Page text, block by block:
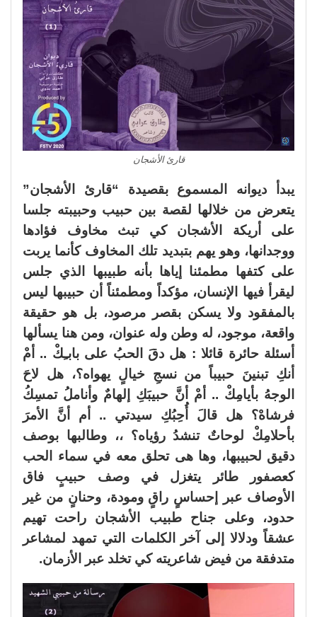
قارئ الأشجان
يبدأ ديوانه المسموع بقصيدة “قارئ الأشجان”
يتعرض من خلالها لقصة بين حبيب وحبيبته جلسا
على أريكة الأشجان كي تبث مخاوف فؤادها
ووجدانها، وهو يهم بتبديد تلك المخاوف كأنما يربت
على كتفها مطمئنا إياها بأنه طبيبها الذي جلس
ليقرأ فيها الإنسان، مؤكداً ومطمئناً أن حبيبها ليس
بالمفقود ولا يسكن بقصر مرصود، بل هو حقيقة
واقعة، موجود، له وطن وله عنوان، ومن هنا يسألها
أسئلة حائرة قائلا : هل دقَ الحبُ على بابـِكْ .. أمْ
أنكِ تبنينَ حبيباً من نسجِ خيالٍ يهواه؟، هل لاحَ
الوجهُ بأيامِكْ .. أمْ أنَّ حبيبَكِ إلهامٌ وأناملُ تمسِكُ
فرشاهْ؟ هل قالَ أُحِبُكِ سيدتي .. أم أنَّ الأمرَ
بأحلامِكْ لوحاتٌ تنشدُ رؤياه؟ ،، وطالبها بوصف
دقيق لحبيبها، وها هى تحلق معه في سماء الحب
كعصفور طائر يتغزل في وصف حبيبٍ فاق
الأوصاف عبر إحساسٍ راقٍ ومودة، وحنانٍ من غير
حدود، وعلى جناح طبيب الأشجان راحت تهيم
عشقاً ودلالا إلى آخر الكلمات التي تمهد لمشاعر
متدفقة من فيض شاعريته كي تخلد عبر الأزمان.